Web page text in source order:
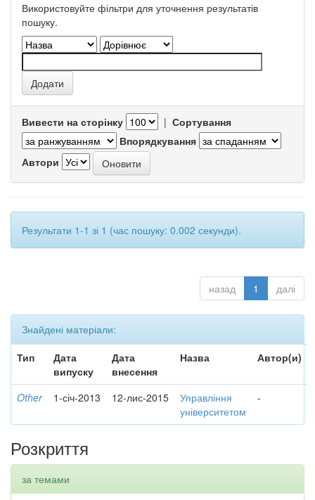
Використовуйте фільтри для уточнення результатів
пошуку.
Вивести на сторінку | Сортування
Впорядкування
Автори
Результати 1-1 зі 1 (час пошуку: 0.002 секунди).
назад 1 далі
Знайдені матеріали:
Тип
Дата
випуску
Дата
внесення
Назва Автор(и)
Other 1-січ-2013 12-лис-2015
Управління
університетом
-
Розкриття
за темами